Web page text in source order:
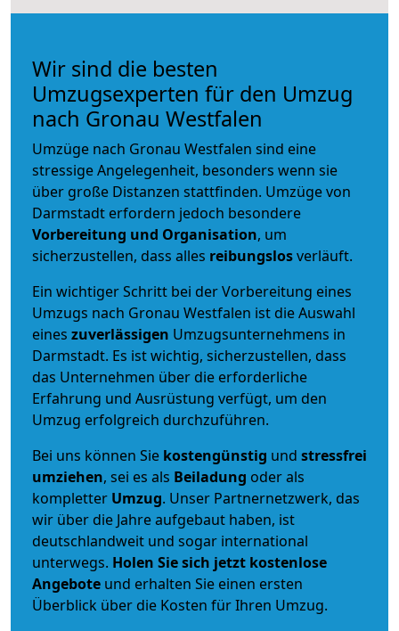
Wir sind die besten
Umzugsexperten für den Umzug
nach Gronau Westfalen
Umzüge nach Gronau Westfalen sind eine
stressige Angelegenheit, besonders wenn sie
über große Distanzen stattfinden. Umzüge von
Darmstadt erfordern jedoch besondere
Vorbereitung und Organisation, um
sicherzustellen, dass alles reibungslosverläuft.
Ein wichtiger Schritt bei der Vorbereitung eines
Umzugs nach Gronau Westfalen ist die Auswahl
eines zuverlässigen Umzugsunternehmens in
Darmstadt. Es ist wichtig, sicherzustellen, dass
das Unternehmen über die erforderliche
Erfahrung und Ausrüstung verfügt, um den
Umzug erfolgreich durchzuführen.
Bei uns können Sie kostengünstig und stressfrei
umziehen, sei es als Beiladung oder als
kompletter Umzug. Unser Partnernetzwerk, das
wir über die Jahre aufgebaut haben, ist
deutschlandweit und sogar international
unterwegs. Holen Sie sich jetzt kostenlose
Angebote und erhalten Sie einen ersten
Überblick über die Kosten für Ihren Umzug.